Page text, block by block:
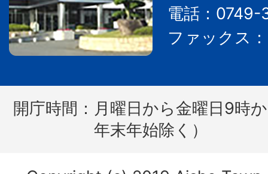
電話：0749-
ファックス
開庁時間： 月曜日から金曜日9時
年末年始除く）